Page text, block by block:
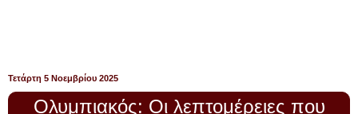
Τετάρτη 5 Νοεμβρίου 2025
Ολυμπιακός: Οι λεπτομέρειες που